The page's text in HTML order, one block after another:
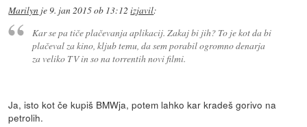
Marilyn je9. jan 2015 ob 13:12 izjavil:
Kar se pa tiče plačevanja aplikacij. Zakaj bi jih? To je kot da bi
plačeval za kino, kljub temu, da sem porabil ogromno denarja
za veliko TV in so na torrentih novi filmi.
Ja, isto kot če kupiš BMWja, potem lahko kar kradeš gorivo na
petrolih.